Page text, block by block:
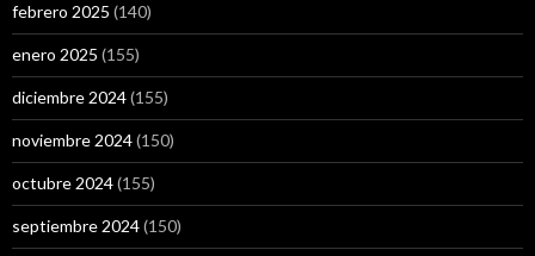
febrero 2025 (140)
enero 2025 (155)
diciembre 2024(155)
noviembre 2024(150)
octubre 2024(155)
septiembre 2024(150)